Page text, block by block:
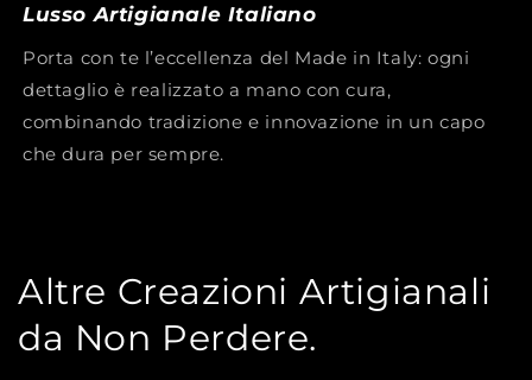
Lusso Artigianale Italiano
Porta con te l’eccellenza del Made in Italy: ogni
dettaglio è realizzato a mano con cura,
combinando tradizione e innovazione in un capo
che dura per sempre.
Altre Creazioni Artigianali
da Non Perdere.